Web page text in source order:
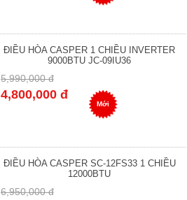
ĐIỀU HÒA CASPER 1 CHIỀU INVERTER
9000BTU JC-09IU36
5,990,000 đ
4,800,000 đ
Mới
ĐIỀU HÒA CASPER SC-12FS33 1 CHIỀU
12000BTU
6,950,000 đ